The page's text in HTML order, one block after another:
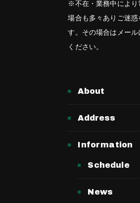
※不在・業務中により
場合も多々ありご迷惑
す。その場合はメー
ください。
About
Address
Information
Schedule
News